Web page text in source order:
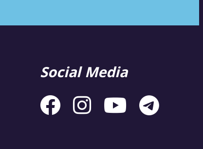
Social Media